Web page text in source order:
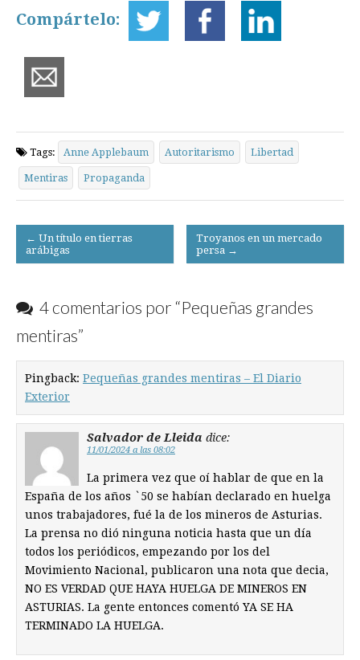
Compártelo:
Tags: Anne Applebaum Autoritarismo Libertad
Mentiras Propaganda
Post
navigation
← Un título en tierras
arábigas
Troyanos en un mercado
persa →
4 comentarios por “Pequeñas grandes
mentiras”
Pingback: Pequeñas grandes mentiras – El Diario
Exterior
Salvador de Lleida dice:
11/01/2024 a las 08:02
La primera vez que oí hablar de que en la
España de los años `50 se habían declarado en huelga
unos trabajadores, fué la de los mineros de Asturias.
La prensa no dió ninguna noticia hasta que un día
todos los periódicos, empezando por los del
Movimiento Nacional, publicaron una nota que decia,
NO ES VERDAD QUE HAYA HUELGA DE MINEROS EN
ASTURIAS. La gente entonces comentó YA SE HA
TERMINADO LA HUELGA.